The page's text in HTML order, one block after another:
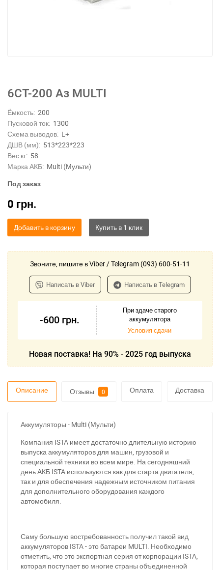
6СТ-200 Аз MULTI
Ёмкость: 200
Пусковой ток: 1300
Схема выводов: L+
ДШВ (мм): 513*223*223
Вес кг: 58
Марка АКБ: Multi (Мульти)
Под заказ
0 грн.
Добавить в корзину
Звоните, пишите в Viber / Telegram (093) 600-51-11
Написать в Viber Написать в Telegram
-600 грн.
При здаче старого
аккумулятора
Условия сдачи
Новая поставка! На 90% - 2025 год выпуска
Описание Отзывы 0 Оплата Доставка
Аккумуляторы - Multi (Мульти)
Компания ISTA имеет достаточно длительную историю
выпуска аккумуляторов для машин, грузовой и
специальной техники во всем мире. На сегодняшний
день АКБ ISTA используются как для старта двигателя,
так и для обеспечения надежным источником питания
для дополнительного оборудования каждого
автомобиля.
Саму большую востребованность получил такой вид
аккумуляторов ISTA - это батареи MULTI. Необходимо
отметить, что это экспортная серия от корпорации ISTA,
которая поступает во многие страны объединенной